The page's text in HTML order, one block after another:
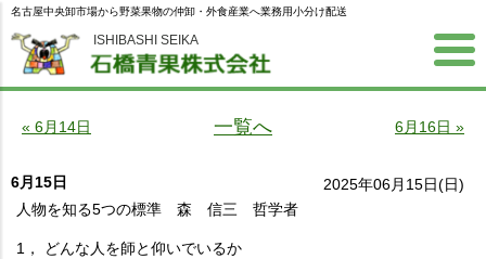
ISHIBASHI SEIKA
名古屋中央卸市場から野菜果物の仲卸・外食産業へ業務用小分け配送
« 6月14日 一覧へ 6月16日 »
6月15日
2025年06月15日(日)
人物を知る5つの標準 森 信三 哲学者
1， どんな人を師と仰いでいるか